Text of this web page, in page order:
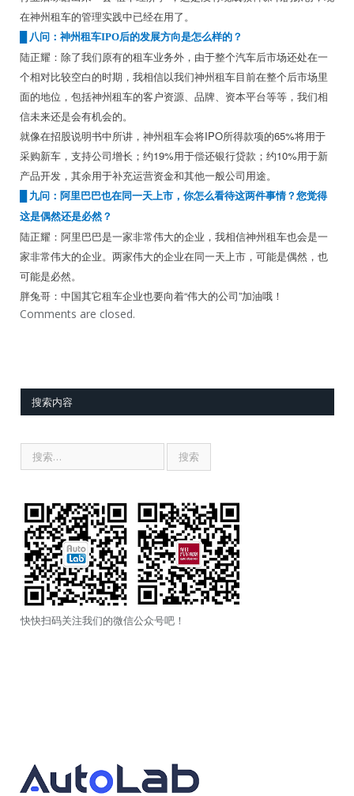
在神州租车的管理实践中已经在用了。
八问：神州租车IPO后的发展方向是怎么样的？
陆正耀：除了我们原有的租车业务外，由于整个汽车后市场还处在一
个相对比较空白的时期，我相信以我们神州租车目前在整个后市场里
面的地位，包括神州租车的客户资源、品牌、资本平台等等，我们相
信未来还是会有机会的。
就像在招股说明书中所讲，神州租车会将IPO所得款项的65%将用于
采购新车，支持公司增长；约19%用于偿还银行贷款；约10%用于新
产品开发，其余用于补充运营资金和其他一般公司用途。
九问：阿里巴巴也在同一天上市，你怎么看待这两件事情？您觉得
这是偶然还是必然？
陆正耀：阿里巴巴是一家非常伟大的企业，我相信神州租车也会是一
家非常伟大的企业。两家伟大的企业在同一天上市，可能是偶然，也
可能是必然。
胖兔哥：中国其它租车企业也要向着“伟大的公司”加油哦！
Comments are closed.
搜索内容
快快扫码关注我们的微信公众号吧！